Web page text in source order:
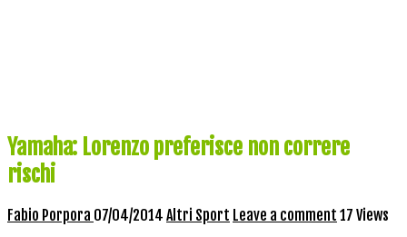
Yamaha: Lorenzo preferisce non correre
rischi
Fabio Porpora 07/04/2014 Altri Sport Leave a comment 17 Views